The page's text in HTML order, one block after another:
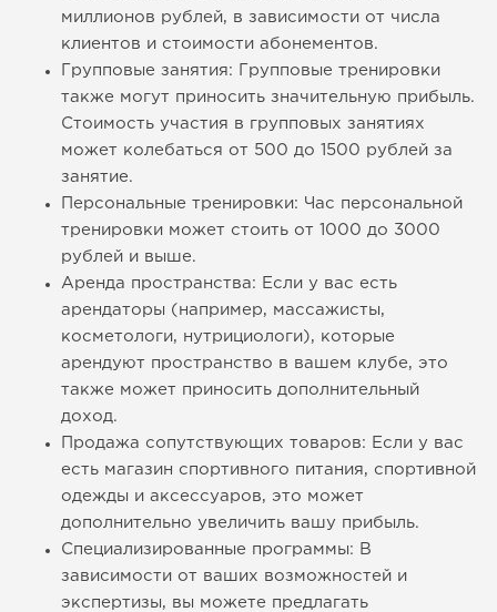
миллионов рублей, в зависимости от числа
клиентов и стоимости абонементов.
Групповые занятия: Групповые тренировки
также могут приносить значительную прибыль.
Стоимость участия в групповых занятиях
может колебаться от 500 до 1500 рублей за
занятие.
Персональные тренировки: Час персональной
тренировки может стоить от 1000 до 3000
рублей и выше.
Аренда пространства: Если у вас есть
арендаторы (например, массажисты,
косметологи, нутрициологи), которые
арендуют пространство в вашем клубе, это
также может приносить дополнительный
доход.
Продажа сопутствующих товаров: Если у вас
есть магазин спортивного питания, спортивной
одежды и аксессуаров, это может
дополнительно увеличить вашу прибыль.
Специализированные программы: В
зависимости от ваших возможностей и
экспертизы, вы можете предлагать